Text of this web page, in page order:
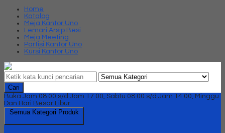
Home
Katalog
Meja Kantor Uno
Lemari Arsip Besi
Meja Meeting
Partisi Kantor Uno
Kursi Kantor Uno
Cari
Buka Jam 08.00 s/d Jam 17.00, Sabtu 08.00 s/d Jam 14.00, Minggu
Dan Hari Besar Libur
Semua Kategori Produk